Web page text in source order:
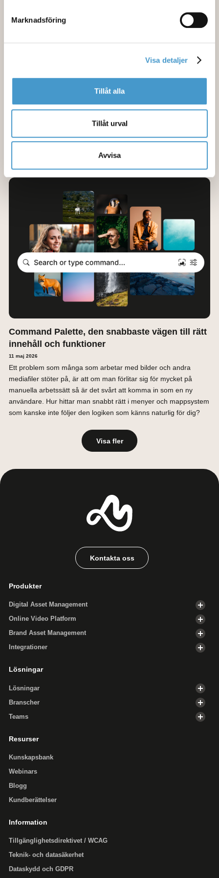
Marknadsföring
Visa detaljer
Tillåt alla
Tillåt urval
Avvisa
Hela din bildbank direkt i Photoshop
Ett vanligt problem för många som arbetar i Photoshop är att
själva skapandet sker i ett verktyg, medan underlaget finns
någon helt annanstans. Mediaflows Photoshop-integration gör
Command Palette, den snabbaste vägen till rätt
innehåll och funktioner
11 maj 2026
Ett problem som många som arbetar med bilder och andra
mediafiler stöter på, är att om man förlitar sig för mycket på
manuella arbetssätt så är det svårt att komma in som en ny
användare. Hur hittar man snabbt rätt i menyer och mappsystem
som kanske inte följer den logiken som känns naturlig för dig?
Visa fler
Kontakta oss
Produkter
Digital Asset Management
Online Video Platform
Brand Asset Management
Integrationer
Lösningar
Lösningar
Branscher
Teams
Resurser
Kunskapsbank
Webinars
Blogg
Kundberättelser
Information
Tillgänglighets­direktivet / WCAG
Teknik- och datasäkerhet
Dataskydd och GDPR